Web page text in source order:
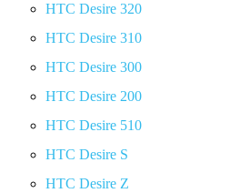
HTC Desire 320
HTC Desire 310
HTC Desire 300
HTC Desire 200
HTC Desire 510
HTC Desire S
HTC Desire Z